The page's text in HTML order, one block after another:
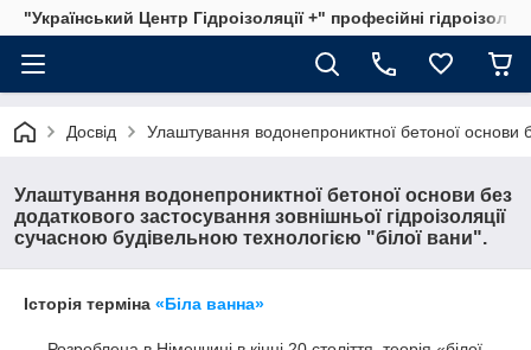
"Український Центр Гідроізоляції +" професійні
Досвід Улаштування водонепрониктної бетоної основи
Улаштування водонепрониктної бетоної основи без
додаткового застосування зовнішньої гідроізоляції
сучасною будівельною технологією "білої вани".
Історія терміна «Біла ванна»